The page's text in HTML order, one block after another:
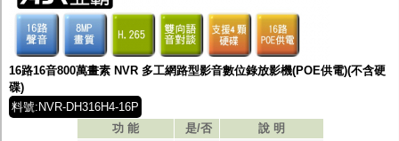
16路16音800萬畫素 NVR 多工網路型影音數位錄放影機(POE供電)(不含硬
碟)
料號:NVR-DH316H4-16P
功 能
是/否
說 明